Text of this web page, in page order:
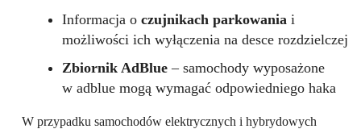
Informacja o czujnikach parkowania i
możliwości ich wyłączenia na desce rozdzielczej
Zbiornik AdBlue– samochody wyposażone
w adblue mogą wymagać odpowiedniego haka
W przypadku samochodów elektrycznych i hybrydowych